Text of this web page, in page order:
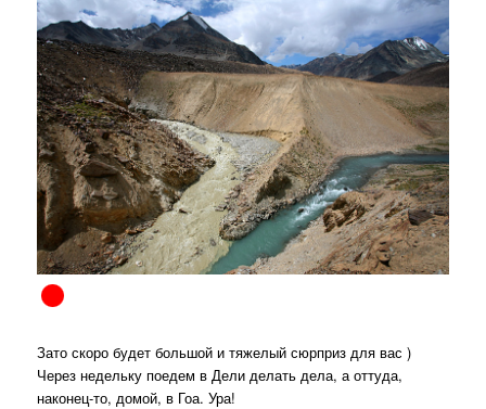
Зато скоро будет большой и тяжелый сюрприз для вас )
Через недельку поедем в Дели делать дела, а оттуда,
наконец-то, домой, в Гоа. Ура!